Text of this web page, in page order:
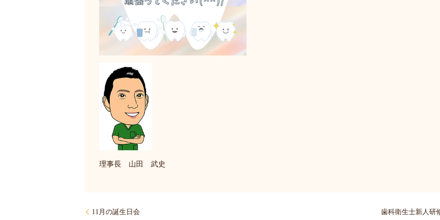
理事長 山田 武史
11月の誕生日会 歯科衛生士新人研